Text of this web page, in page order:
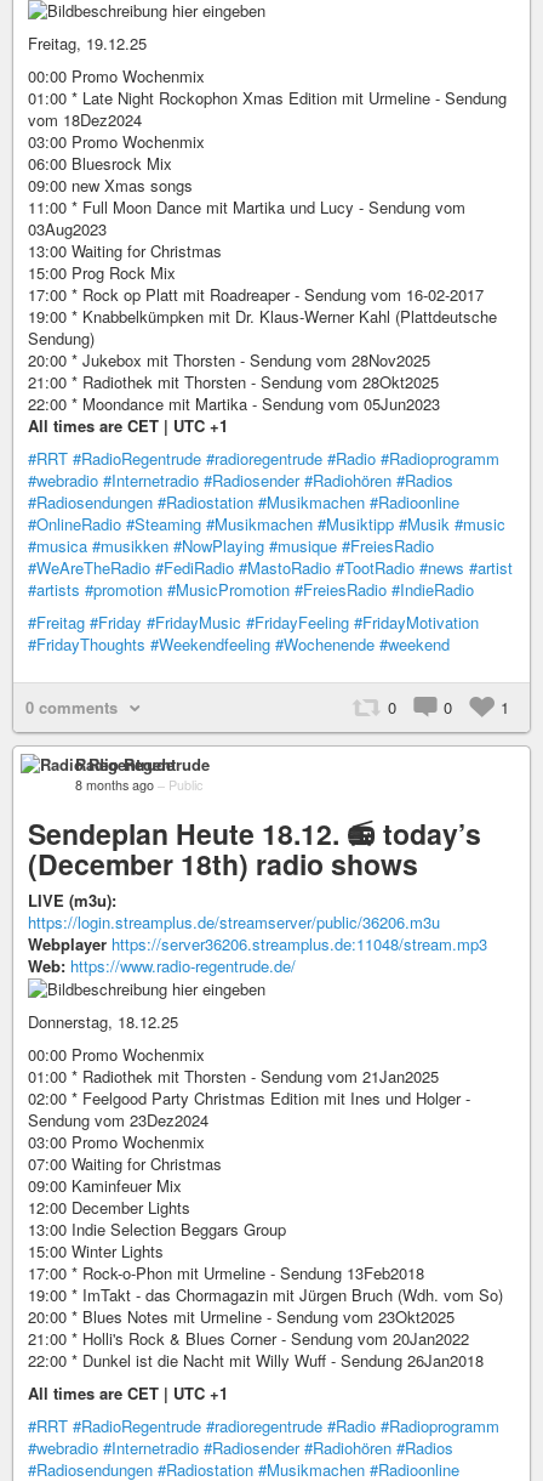
Freitag, 19.12.25
00:00 Promo Wochenmix
01:00 * Late Night Rockophon Xmas Edition mit Urmeline - Sendung
vom 18Dez2024
03:00 Promo Wochenmix
06:00 Bluesrock Mix
09:00 new Xmas songs
11:00 * Full Moon Dance mit Martika und Lucy - Sendung vom
03Aug2023
13:00 Waiting for Christmas
15:00 Prog Rock Mix
17:00 * Rock op Platt mit Roadreaper - Sendung vom 16-02-2017
19:00 * Knabbelkümpken mit Dr. Klaus-Werner Kahl (Plattdeutsche
Sendung)
20:00 * Jukebox mit Thorsten - Sendung vom 28Nov2025
21:00 * Radiothek mit Thorsten - Sendung vom 28Okt2025
22:00 * Moondance mit Martika - Sendung vom 05Jun2023
All times are CET | UTC +1
#RRT #RadioRegentrude #radioregentrude #Radio #Radioprogramm
#webradio #Internetradio #Radiosender #Radiohören #Radios
#Radiosendungen #Radiostation #Musikmachen #Radioonline
#OnlineRadio #Steaming #Musikmachen #Musiktipp #Musik #music
#musica #musikken #NowPlaying #musique #FreiesRadio
#WeAreTheRadio #FediRadio #MastoRadio #TootRadio #news #artist
#artists #promotion #MusicPromotion #FreiesRadio #IndieRadio
#Freitag #Friday #FridayMusic #FridayFeeling #FridayMotivation
#FridayThoughts #Weekendfeeling #Wochenende #weekend
0 comments 0 0 1
Radio Regentrude
8 months ago – Public
Sendeplan Heute 18.12. 📻 today’s
(December 18th) radio shows
LIVE (m3u):
https://login.streamplus.de/streamserver/public/36206.m3u
Webplayer https://server36206.streamplus.de:11048/stream.mp3
Web: https://www.radio-regentrude.de/
Donnerstag, 18.12.25
00:00 Promo Wochenmix
01:00 * Radiothek mit Thorsten - Sendung vom 21Jan2025
02:00 * Feelgood Party Christmas Edition mit Ines und Holger -
Sendung vom 23Dez2024
03:00 Promo Wochenmix
07:00 Waiting for Christmas
09:00 Kaminfeuer Mix
12:00 December Lights
13:00 Indie Selection Beggars Group
15:00 Winter Lights
17:00 * Rock-o-Phon mit Urmeline - Sendung 13Feb2018
19:00 * ImTakt - das Chormagazin mit Jürgen Bruch (Wdh. vom So)
20:00 * Blues Notes mit Urmeline - Sendung vom 23Okt2025
21:00 * Holli's Rock & Blues Corner - Sendung vom 20Jan2022
22:00 * Dunkel ist die Nacht mit Willy Wuff - Sendung 26Jan2018
All times are CET | UTC +1
#RRT #RadioRegentrude #radioregentrude #Radio #Radioprogramm
#webradio #Internetradio #Radiosender #Radiohören #Radios
#Radiosendungen #Radiostation #Musikmachen #Radioonline